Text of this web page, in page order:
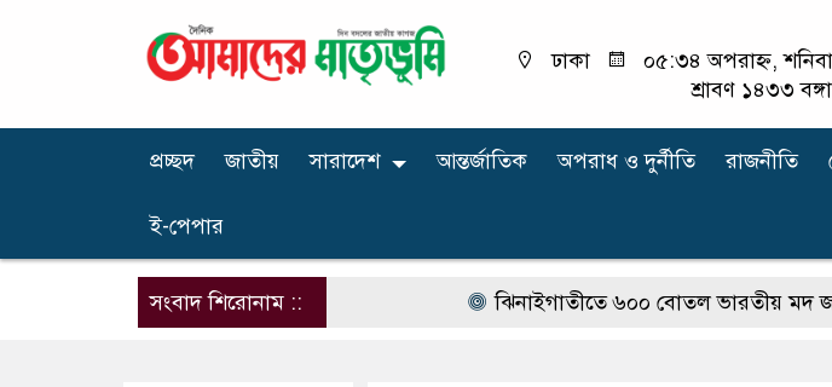
ঢাকা
০৫:৩৪ অপরাহ্ন,
শ্রাবণ ১৪৩৩
প্রচ্ছদ জাতীয় সারাদেশ আন্তর্জাতিক অপরাধ ‍ও দুর্নীতি রাজনীতি
ই-পেপার
সংবাদ শিরোনাম :: ঝিনাইগাতীতে ৬০০ বোতল ভারতীয় মদ জব্দ